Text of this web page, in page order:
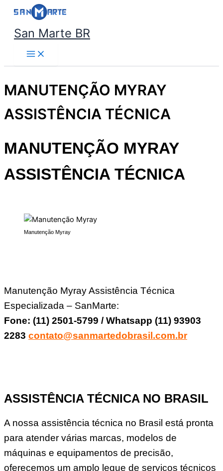
San Marte BR
MANUTENÇÃO MYRAY
ASSISTÊNCIA TÉCNICA
MANUTENÇÃO MYRAY
ASSISTÊNCIA TÉCNICA
Manutenção Myray
Manutenção Myray Assistência Técnica
Especializada – SanMarte:
Fone: (11) 2501-5799 / Whatsapp (11) 93903
2283 contato@sanmartedobrasil.com.br
ASSISTÊNCIA TÉCNICA NO BRASIL
A nossa assistência técnica no Brasil está pronta
para atender várias marcas, modelos de
máquinas e equipamentos de precisão,
oferecemos um amplo leque de serviços técnicos